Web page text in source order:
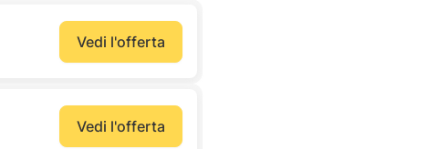
Vedi l'offerta
Vedi l'offerta